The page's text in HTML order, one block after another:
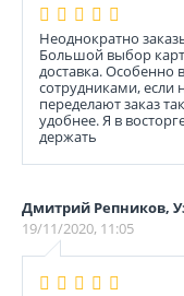
Неоднократно
Большой выбор
доставка. Особенно
сотрудниками, если
переделают заказ
удобнее. Я в
держать
Дмитрий Репников,
19/11/2020, 11:05